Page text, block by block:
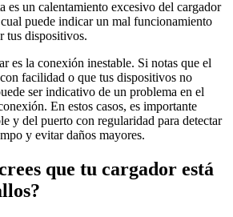
es un calentamiento excesivo del cargador
puede indicar un mal funcionamiento
tus dispositivos.
es la conexión inestable. Si notas que el
facilidad o que tus dispositivos no
ser indicativo de un problema en el
En estos casos, es importante
y del puerto con regularidad para detectar
y evitar daños mayores.
que tu cargador está